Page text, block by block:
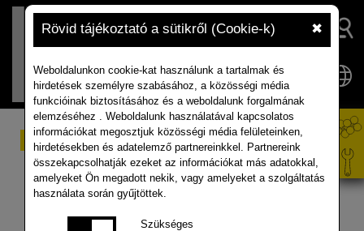
Rövid tájékoztató a sütikről (Cookie-k) ✖
Weboldalunkon cookie-kat használunk a tartalmak és
hirdetések személyre szabásához, a közösségi média
funkcióinak biztosításához és a weboldalunk forgalmának
elemzéséhez . Weboldalunk használatával kapcsolatos
információkat megosztjuk közösségi média felületeinken,
hirdetésekben és adatelemző partnereinkkel. Partnereink
összekapcsolhatják ezeket az információkat más adatokkal,
amelyeket Ön megadott nekik, vagy amelyeket a szolgáltatás
használata során gyűjtöttek.
Szükséges
Repce és canola piaci
helyzetkép – 2025.
május